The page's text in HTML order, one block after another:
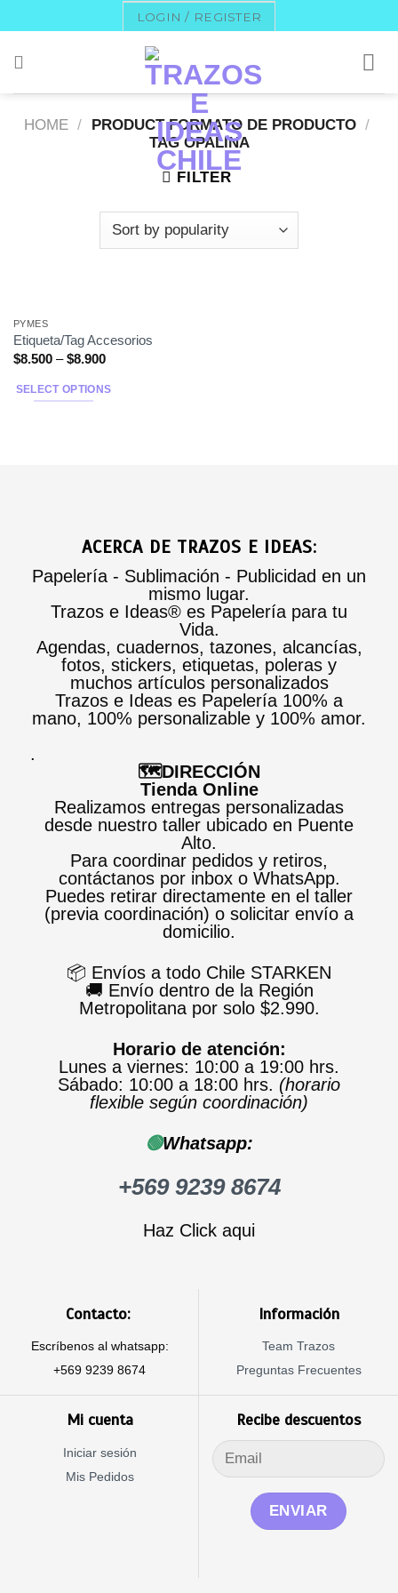
to
content
LOGIN / REGISTER
HOME / PRODUCT FORMATO DE PRODUCTO /
TAG OPALINA
FILTER
PYMES
Etiqueta/Tag Accesorios
$8.500–$8.900
SELECT OPTIONS
ACERCA DE TRAZOS E IDEAS:
Papelería - Sublimación - Publicidad en un
mismo lugar.
Trazos e Ideas® es Papelería para tu
Vida.
Agendas, cuadernos, tazones, alcancías,
fotos, stickers, etiquetas, poleras y
muchos artículos personalizados
Trazos e Ideas es Papelería 100% a
mano, 100% personalizable y 100% amor.
.
🗺️DIRECCIÓN
Tienda Online
Realizamos entregas personalizadas
desde nuestro taller ubicado en Puente
Alto.
Para coordinar pedidos y retiros,
contáctanos por inbox o WhatsApp.
Puedes retirar directamente en el taller
(previa coordinación) o solicitar envío a
domicilio.
📦 Envíos a todo Chile STARKEN
🚚 Envío dentro de la Región
Metropolitana por solo $2.990.
Horario de atención:
Lunes a viernes: 10:00 a 19:00 hrs.
Sábado: 10:00 a 18:00 hrs. (horario
flexible según coordinación)
🟢Whatsapp:
+569 9239 8674
Haz Click aqui
Contacto:
Escríbenos al whatsapp:
+569 9239 8674
Información
Team Trazos
Preguntas Frecuentes
Mi cuenta
Iniciar sesión
Mis Pedidos
Recibe descuentos